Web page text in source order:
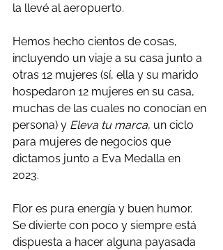
la llevé al aeropuerto.
Hemos hecho cientos de cosas,
incluyendo un viaje a su casa junto a
otras 12 mujeres (sí, ella y su marido
hospedaron 12 mujeres en su casa,
muchas de las cuales no conocían en
persona) y Eleva tu marca, un ciclo
para mujeres de negocios que
dictamos junto a Eva Medalla en
2023.
Flor es pura energía y buen humor.
Se divierte con poco y siempre está
dispuesta a hacer alguna payasada